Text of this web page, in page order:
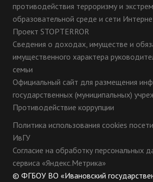
противодействия терроризму и
образовательной среде и сети
Проект STOPTERROR
Сведения о доходах, имуществе и
имущественного характера
семьи
Официальный сайт для размещения
государственных (муниципальных)
Противодействие коррупции
Политика использования cookies
ИвГУ
Согласие на обработку персональных
сервиса «Яндекс.Метрика»
© ФГБОУ ВО «Ивановский